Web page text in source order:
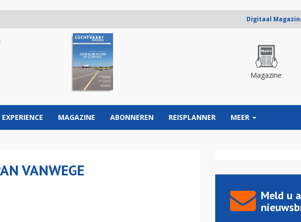
Digitaal
Magazine
EXPERIENCE MAGAZINE ABONNEREN REISPLANNER MEER
VANWEGE
Meld u